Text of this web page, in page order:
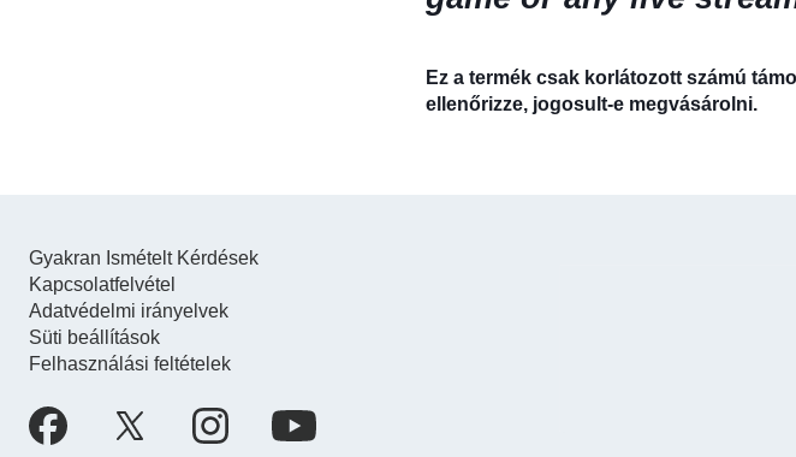
Ez a termék csak korlátozott számú
ellenőrizze, jogosult-e megvásárolni.
Gyakran Ismételt Kérdések
Kapcsolatfelvétel
Adatvédelmi irányelvek
Süti beállítások
Felhasználási feltételek